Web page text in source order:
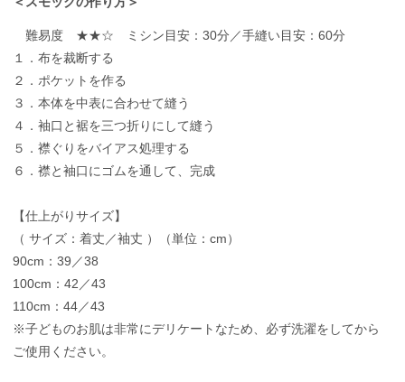
難易度 ★★☆ ミシン目安：30分／手縫い目安：60分
１．布を裁断する
２．ポケットを作る
３．本体を中表に合わせて縫う
４．袖口と裾を三つ折りにして縫う
５．襟ぐりをバイアス処理する
６．襟と袖口にゴムを通して、完成
【仕上がりサイズ】
（ サイズ：着丈／袖丈 ）（単位：cm）
90cm：39／38
100cm：42／43
110cm：44／43
※子どものお肌は非常にデリケートなため、必ず洗濯をしてから
ご使用ください。